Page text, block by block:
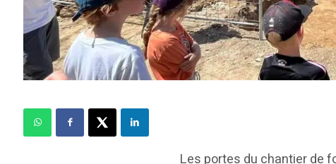
Les portes du chantier de